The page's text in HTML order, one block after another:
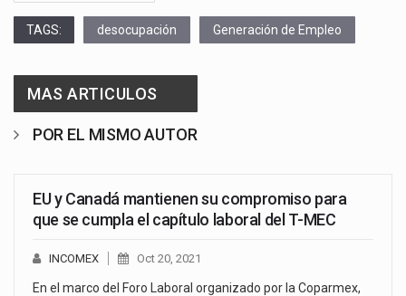
TAGS: desocupación Generación de Empleo
MAS ARTICULOS
POR EL MISMO AUTOR
EU y Canadá mantienen su compromiso para
que se cumpla el capítulo laboral del T-MEC
INCOMEX Oct 20, 2021
En el marco del Foro Laboral organizado por la Coparmex,